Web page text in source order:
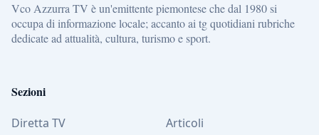
Vco Azzurra TV è un'emittente piemontese che dal 1980 si
occupa di informazione locale; accanto ai tg quotidiani rubriche
dedicate ad attualità, cultura, turismo e sport.
Sezioni
Diretta TV
Articoli